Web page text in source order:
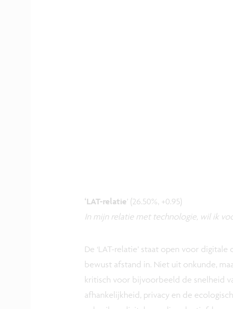
‘LAT-relatie’ (26.50%, +0.95)
In mijn relatie met technologie, wil ik
De ‘LAT-relatie’ staat open voor
bewust afstand in. Niet uit onkunde,
kritisch voor bijvoorbeeld de snelheid
afhankelijkheid, privacy en de